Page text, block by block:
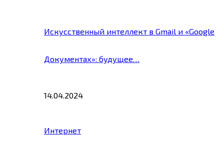
Искусственный интеллект в Gmail и «Google
Документах»: будущее…
14.04.2024
Интернет